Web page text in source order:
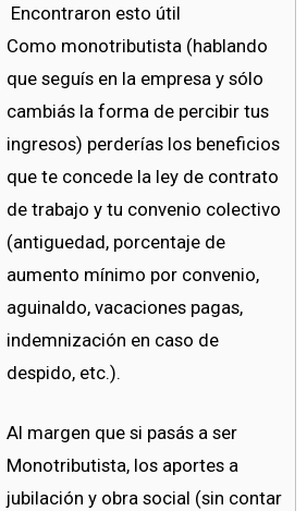
Encontraron esto útil
Como monotributista (hablando
que seguís en la empresa y sólo
cambiás la forma de percibir tus
ingresos) perderías los beneficios
que te concede la ley de contrato
de trabajo y tu convenio colectivo
(antiguedad, porcentaje de
aumento mínimo por convenio,
aguinaldo, vacaciones pagas,
indemnización en caso de
despido, etc.).
Al margen que si pasás a ser
Monotributista, los aportes a
jubilación y obra social (sin contar